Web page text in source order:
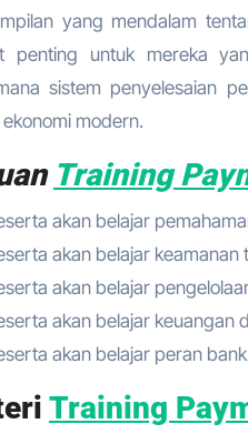
yang mendalam
penting untuk mereka
sistem penyelesaian
modern.
Training
akan belajar
akan belajar keamanan
akan belajar
akan belajar keuangan
akan belajar peran
Training